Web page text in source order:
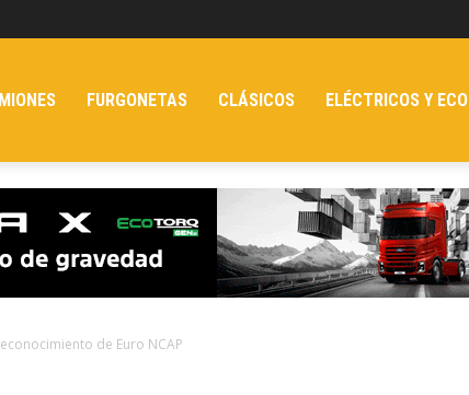
FURGONETAS CLÁSICOS ELÉCTRICOS Y ECO
de Euro NCAP